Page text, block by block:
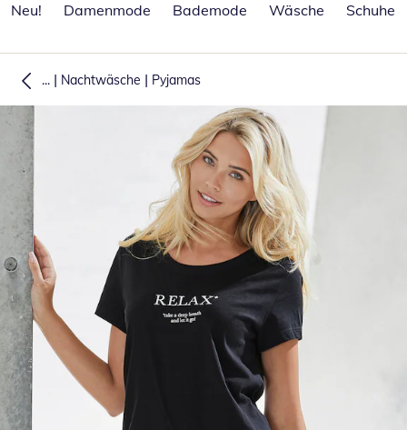
Neu!
Damenmode Bademode Wäsche Schuhe
... | Nachtwäsche | Pyjamas